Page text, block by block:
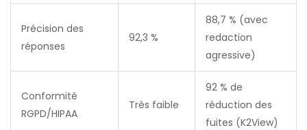
Précision des
réponses
92,3 %
88,7 % (avec
redaction
agressive)
Conformité
RGPD/HIPAA
Très faible
92 % de
réduction des
fuites (K2View)